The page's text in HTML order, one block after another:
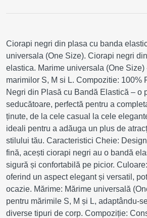
Ciorapi negri din plasa cu banda
universala (One Size). Ciorapi negri
elastica. Marime universala (One Size)
marimilor S, M si L. Compozitie: 100%
Negri din Plasă cu Bandă Elastică – o
seducătoare, perfectă pentru a
ținute, de la cele casual la cele
ideali pentru a adăuga un plus de
stilului tău. Caracteristici Cheie:
fină, acești ciorapi negri au o bandă
sigură și confortabilă pe picior.
oferind un aspect elegant și versatil,
ocazie. Mărime: Mărime universală
pentru mărimile S, M și L, adaptându-
diverse tipuri de corp. Compoziție: